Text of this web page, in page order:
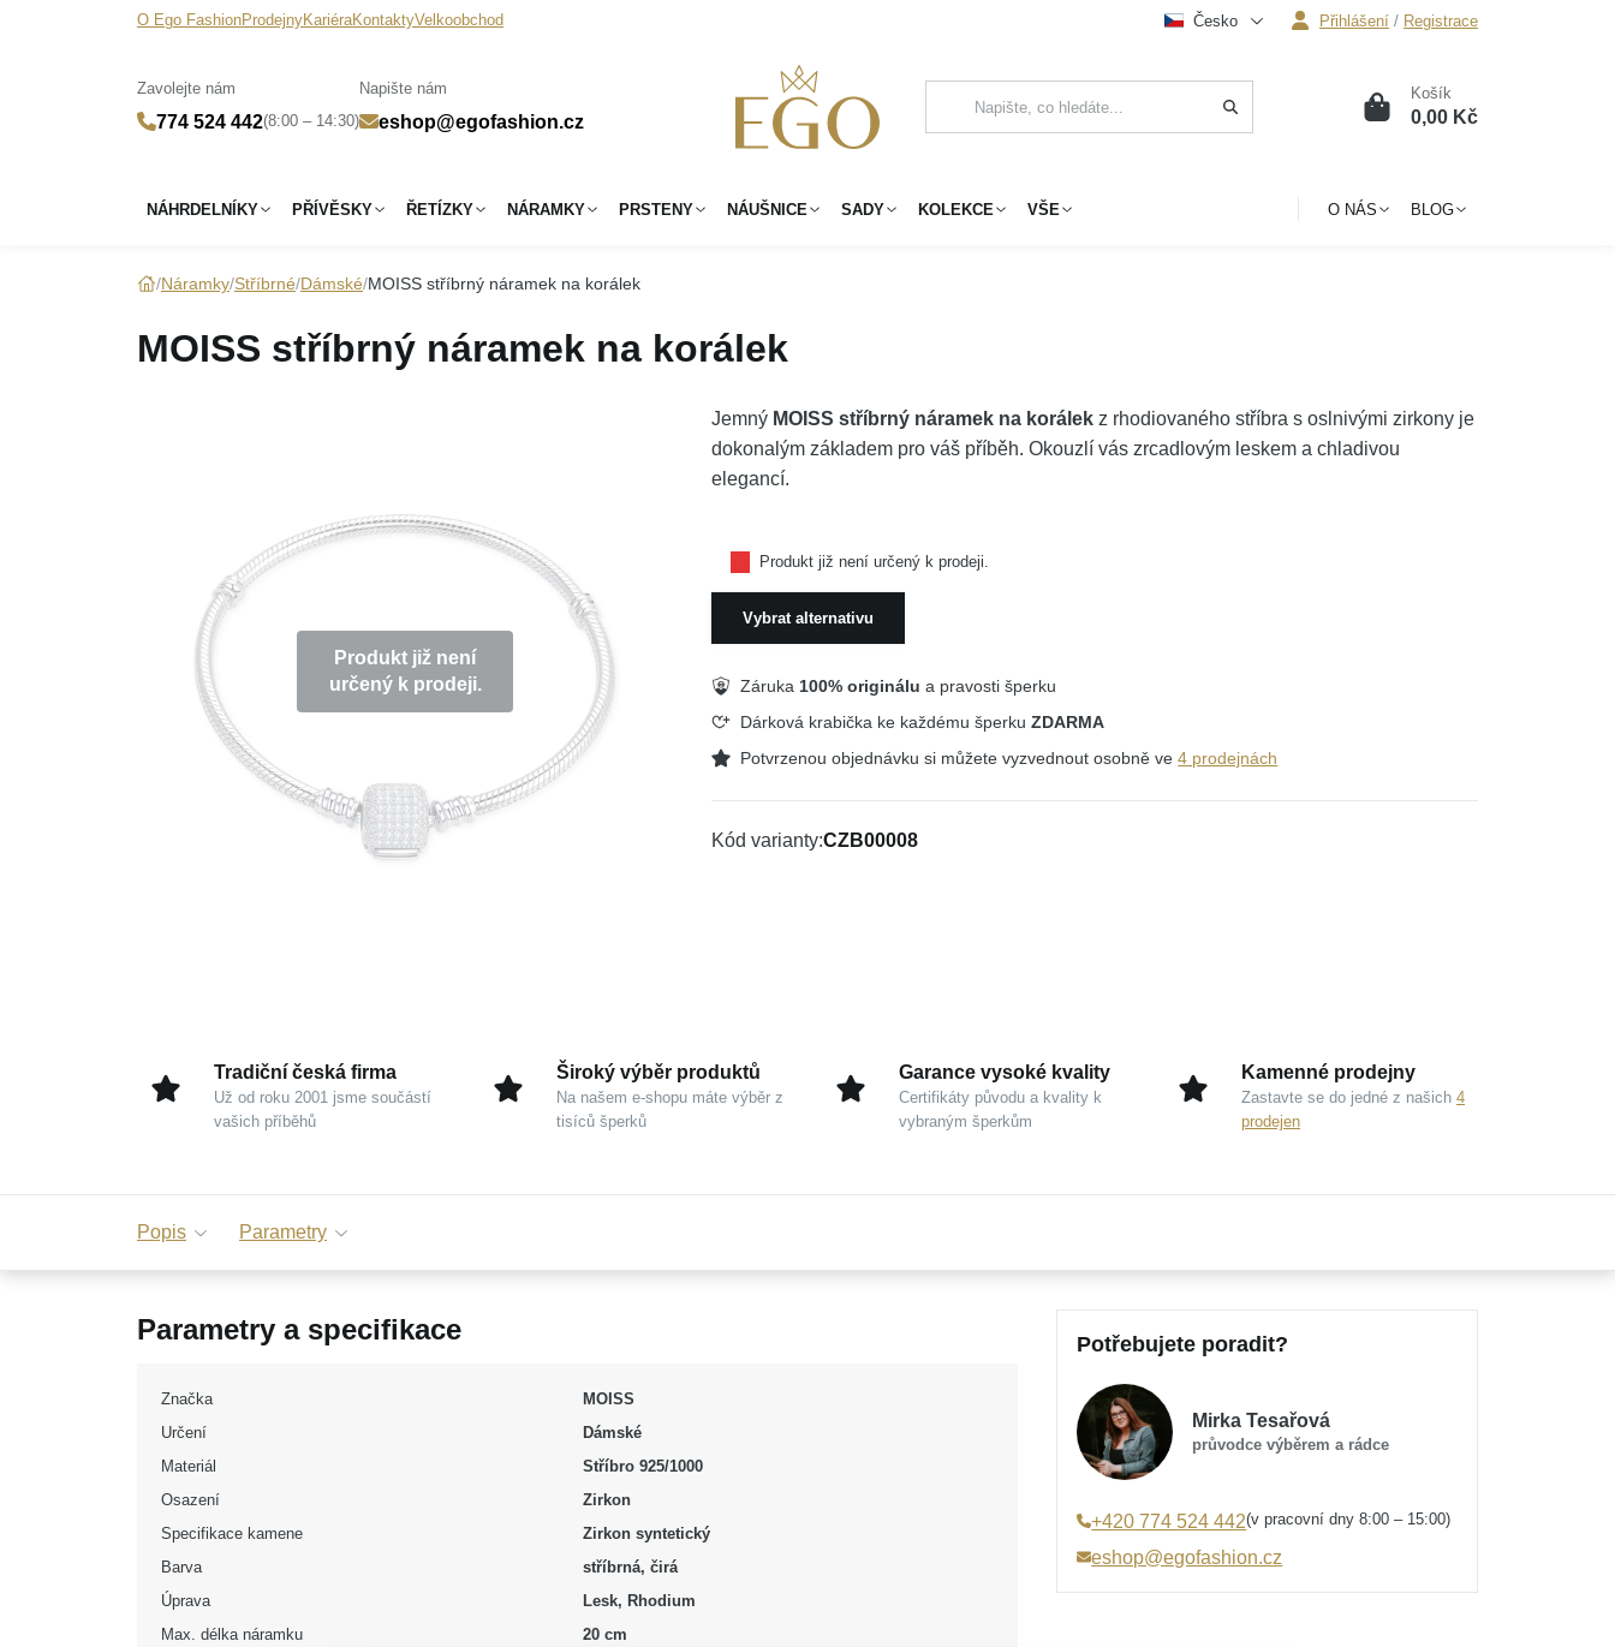
O Ego FashionProdejnyKariéraKontaktyVelkoobchod
Zavolejte nám
774 524 442(8:00 – 14:30)
Napište nám
eshop@egofashion.cz
Česko Přihlášení / Registrace
0 Košík
0,00 Kč
NÁHRDELNÍKY PŘÍVĚSKY ŘETÍZKY NÁRAMKY PRSTENY NÁUŠNICE SADY KOLEKCE VŠE O NÁS BLOG
Náramky Stříbrné Dámské MOISS stříbrný náramek na korálek
MOISS stříbrný náramek na korálek
Produkt již není
určený k prodeji.
Jemný MOISS stříbrný náramek na korálek z rhodiovaného stříbra s oslnivými zirkony je
dokonalým základem pro váš příběh. Okouzlí vás zrcadlovým leskem a chladivou
elegancí.
Produkt již není určený k prodeji.
Vybrat alternativu
Záruka 100% originálu a pravosti šperku
Dárková krabička ke každému šperkuZDARMA
Potvrzenou objednávku si můžete vyzvednout osobně ve4 prodejnách
Kód varianty CZB00008
Tradiční česká firma
Už od roku 2001 jsme součástí
vašich příběhů
Široký výběr produktů
Na našem e-shopu máte výběr z
tisíců šperků
Garance vysoké kvality
Certifikáty původu a kvality k
vybraným šperkům
Kamenné prodejny
Zastavte se do jedné z našich 4
prodejen
Popis Parametry
Parametry a specifikace
Značka
MOISS
Určení
Dámské
Materiál
Stříbro 925/1000
Osazení
Zirkon
Specifikace kamene
Zirkon syntetický
Barva
stříbrná, čirá
Úprava
Lesk, Rhodium
Max. délka náramku
20 cm
Potřebujete poradit?
Mirka Tesařová
průvodce výběrem a rádce
+420 774 524 442(v pracovní dny 8:00 – 15:00)
eshop@egofashion.cz